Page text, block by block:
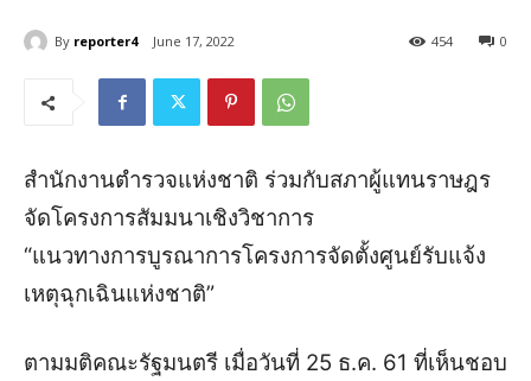
By reporter4 June 17, 2022 0
454
สำนักงานตำรวจแห่งชาติ ร่วมกับสภาผู้แทนราษฎร
จัดโครงการสัมมนาเชิงวิชาการ
“แนวทางการบูรณาการโครงการจัดตั้งศูนย์รับแจ้ง
เหตุฉุกเฉินแห่งชาติ”
ตามมติคณะรัฐมนตรี เมื่อวันที่ 25 ธ.ค. 61 ที่เห็นชอบ